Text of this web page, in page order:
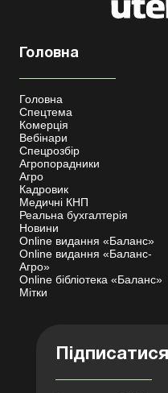
Головна
Головна
Спецтема
Комерція
Вебінари
Спецрозбір
Агропорадники
Агро
Кадровик
Медичні КНП
Реальна бухгалтерія
Новини
Online видання «Баланс»
Online видання «Баланс-
Агро»
Online бібліотека «Баланс»
Мітки